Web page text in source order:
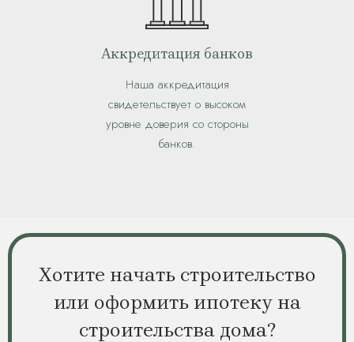
Аккредитация банков
Наша аккредитация
свидетельствует о высоком
уровне доверия со стороны
банков.
Хотите начать строительство
или оформить ипотеку на
строительства дома?